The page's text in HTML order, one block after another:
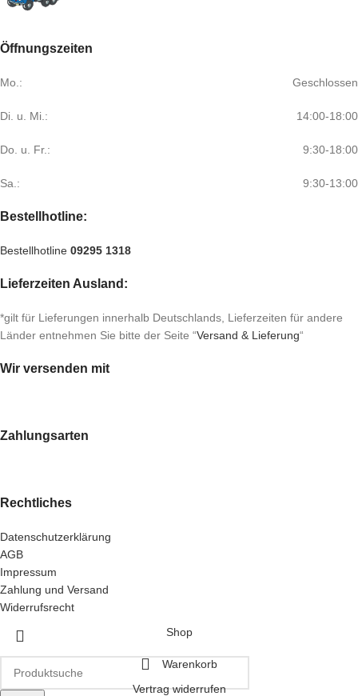
Öffnungszeiten
Mo.: Geschlossen
Di. u. Mi.: 14:00-18:00
Do. u. Fr.: 9:30-18:00
Sa.: 9:30-13:00
Bestellhotline:
Bestellhotline 09295 1318
Lieferzeiten Ausland:
*gilt für Lieferungen innerhalb Deutschlands, Lieferzeiten für andere
Länder entnehmen Sie bitte der Seite “Versand & Lieferung“
Wir versenden mit
Zahlungsarten
Rechtliches
Datenschutzerklärung
AGB
Impressum
Zahlung und Versand
Widerrufsrecht
Shop
Warenkorb
Vertrag widerrufen